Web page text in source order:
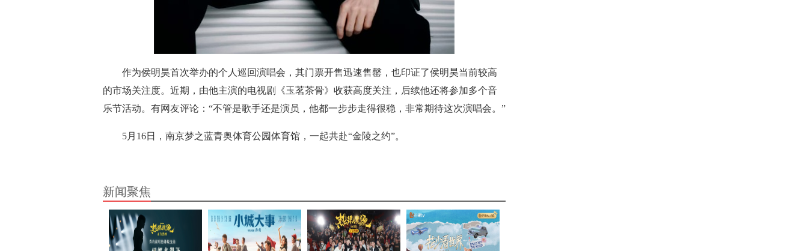
作为侯明昊首次举办的个人巡回演唱会，其门票开售迅速售罄，也印证了侯明昊当前较高
的市场关注度。近期，由他主演的电视剧
《玉茗茶骨》 收获高度关注，后续他还将参加多个音
乐节活动。有网友评论： “不管是歌手还是演员，他都一步步走得很稳，非常期待这次演唱会。”
5月16日，南京梦之蓝青奥体育公园体育馆，一起共赴“金陵之约”。
新闻聚焦